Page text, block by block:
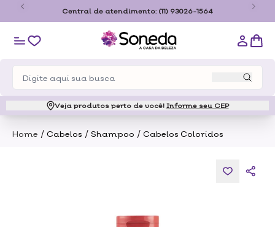
Central de atendimento: (11) 93026-1564
Veja produtos perto de você! Informe seu CEP
Home / Cabelos / Shampoo / Cabelos Coloridos